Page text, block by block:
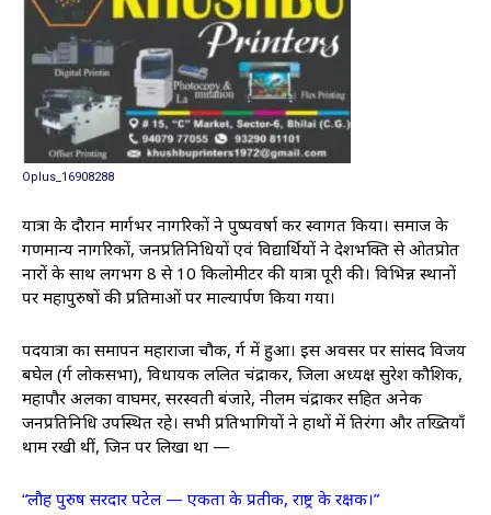
Oplus_16908288
यात्रा के दौरान मार्गभर नागरिकों ने पुष्पवर्षा कर स्वागत किया। समाज के
गणमान्य नागरिकों, जनप्रतिनिधियों एवं विद्यार्थियों ने देशभक्ति से ओतप्रोत
नारों के साथ लगभग 8 से 10 किलोमीटर की यात्रा पूरी की। विभिन्न स्थानों
पर महापुरुषों की प्रतिमाओं पर माल्यार्पण किया गया।
पदयात्रा का समापन महाराजा चौक, दुर्ग में हुआ। इस अवसर पर सांसद विजय
बघेल (दुर्ग लोकसभा), विधायक ललित चंद्राकर, जिला अध्यक्ष सुरेश कौशिक,
महापौर अलका वाघमर, सरस्वती बंजारे, नीलम चंद्राकर सहित अनेक
जनप्रतिनिधि उपस्थित रहे। सभी प्रतिभागियों ने हाथों में तिरंगा और तख्तियाँ
थाम रखी थीं, जिन पर लिखा था —
“लौह पुरुष सरदार पटेल — एकता के प्रतीक, राष्ट्र के रक्षक।”